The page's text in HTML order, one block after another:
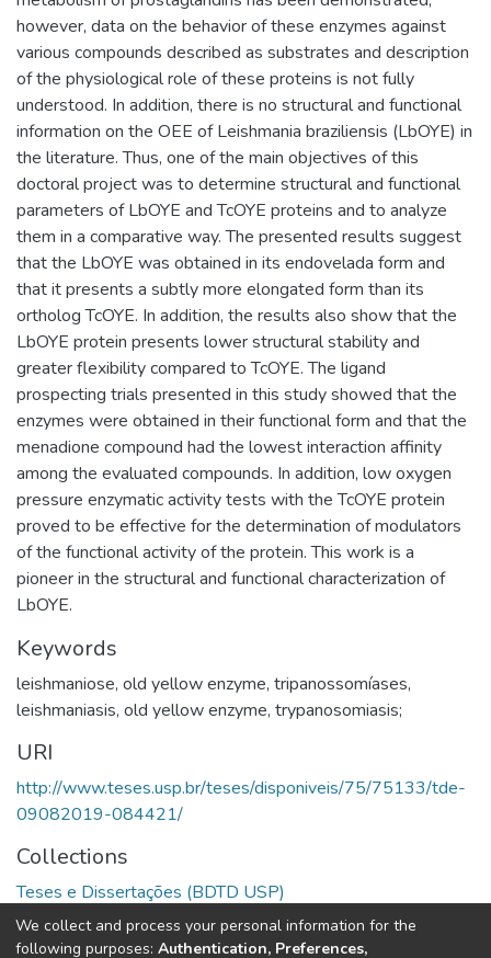
however, data on the behavior of these enzymes against
various compounds described as substrates and description
of the physiological role of these proteins is not fully
understood. In addition, there is no structural and functional
information on the OEE of Leishmania braziliensis (LbOYE) in
the literature. Thus, one of the main objectives of this
doctoral project was to determine structural and functional
parameters of LbOYE and TcOYE proteins and to analyze
them in a comparative way. The presented results suggest
that the LbOYE was obtained in its endovelada form and
that it presents a subtly more elongated form than its
ortholog TcOYE. In addition, the results also show that the
LbOYE protein presents lower structural stability and
greater flexibility compared to TcOYE. The ligand
prospecting trials presented in this study showed that the
enzymes were obtained in their functional form and that the
menadione compound had the lowest interaction affinity
among the evaluated compounds. In addition, low oxygen
pressure enzymatic activity tests with the TcOYE protein
proved to be effective for the determination of modulators
of the functional activity of the protein. This work is a
pioneer in the structural and functional characterization of
LbOYE.
Keywords
leishmaniose, old yellow enzyme, tripanossomíases,
leishmaniasis, old yellow enzyme, trypanosomiasis;
URI
http://www.teses.usp.br/teses/disponiveis/75/75133/tde-
09082019-084421/
Collections
Teses e Dissertações (BDTD USP)
Full item page
We collect and process your personal information for the
following purposes: Authentication, Preferences,